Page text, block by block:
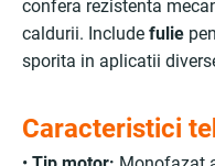
confera rezistenta
caldurii. Include fulie
sporita in aplicatii
Caracteristici